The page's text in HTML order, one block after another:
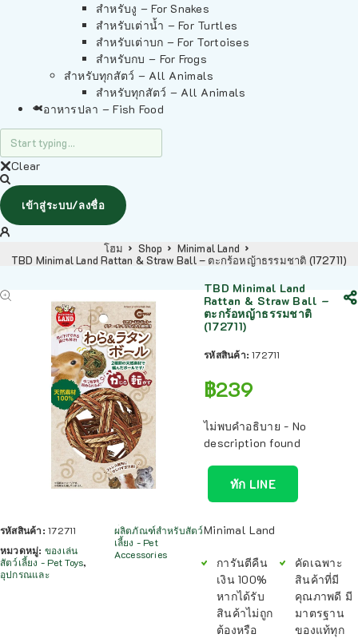
สำหรับงู – For Snakes
สำหรับเต่าน้ำ – For Turtles
สำหรับเต่าบก – For Tortoises
สำหรับกบ – For Frogs
สำหรับทุกสัตว์ – All Animals
สำหรับทุกสัตว์ – All Animals
อาหารปลา – Fish Food
Clear
เข้าสู่ระบบ/ลงชื่อ
โฮม Shop
Minimal Land
TBD Minimal Land Rattan & Straw Ball – ตะกร้อหญ้าธรรมชาติ (172711)
รหัสสินค้า:172711
หมวดหมู่: ของเล่น
สัตว์เลี้ยง - Pet Toys,
อุปกรณและ
ผลิตภัณฑ์สำหรับสัตว์
เลี้ยง - Pet
Accessories
TBD Minimal Land
Rattan & Straw Ball –
ตะกร้อหญ้าธรรมชาติ
(172711)
รหัสสินค้า:172711
฿239
ไม่พบคำอธิบาย - No
description found
ทัก LINE
Minimal Land
การันตีคืน
เงิน 100%
หากได้รับ
สินค้าไม่ถูก
ต้องหรือ
คัดเฉพาะ
สินค้าที่มี
คุณภาพดี มี
มาตรฐาน
ของแท้ทุก